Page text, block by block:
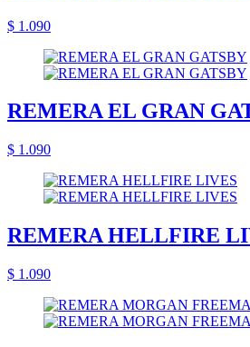
$ 1.090
REMERA EL GRAN
$ 1.090
REMERA HELLFIRE
$ 1.090